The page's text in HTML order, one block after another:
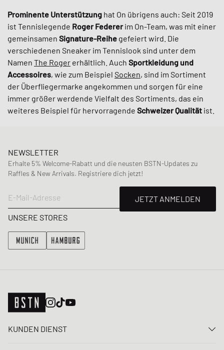
Prominente Unterstützung hat On übrigens auch: Seit 2019
ist Tennislegende Roger Federerim On-Team, was mit einer
gemeinsamen Signature-Reihe gefeiert wird. Die
verschiedenen Sneaker im Tennislook sind unter dem
Namen The Roger erhältlich. Auch Sportkleidung und
Accessoires, wie zum Beispiel Socken, sind im Sortiment
der Überfliegermarke angekommen und sorgen für eine
immer größer werdende Vielfalt des Sortiments, das ein
weiteres Beispiel für hervorragende Schweizer Qualität ist.
NEWSLETTER
Erhalte 5% Welcome-Rabatt und die neusten BSTN-Updates zu
Raffles & New Arrivals. Registriere dich jetzt!
E-Mail-Adresse
JETZT ANMELDEN
UNSERE STORES
KUNDEN DIENST